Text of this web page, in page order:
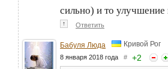
сильно) и то улучшение
↑ Ответить
Бабуля Люда Кривой Рог
8 января 2018 года # +2